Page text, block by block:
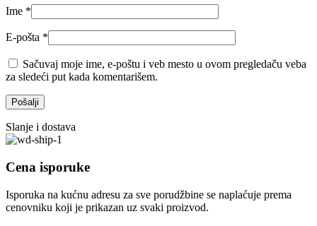
Ime *
E-pošta *
Sačuvaj moje ime, e-poštu i veb mesto u ovom pregledaču veba
za sledeći put kada komentarišem.
Slanje i dostava
Cena isporuke
Isporuka na kućnu adresu za sve porudžbine se naplaćuje prema
cenovniku koji je prikazan uz svaki proizvod.